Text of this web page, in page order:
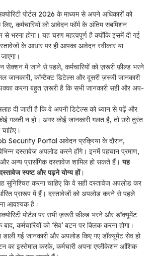
पोर्टल 2026 के माध्यम से अपने अधिकारों को
कर्मचारियों को आवेदन फॉर्म के अंतिम सबमिशन
से भरना होगा। यह चरण महत्वपूर्ण है क्योंकि इसमें दी गई
के आधार पर ही आपका आवेदन स्वीकार या
सेक्शन में जाने से पहले, कर्मचारियों को ज़रूरी फ़ील्ड भरने
जानकारी, कॉन्टैक्ट डिटेल्स और दूसरी ज़रूरी जानकारी
करना बहुत ज़रूरी है कि सभी जानकारी सही और अप-
दी जाती है कि वे अपनी डिटेल्स को ध्यान से पढ़ें और
गलती न हो। अगर कोई जानकारी गलत है, तो उसे तुरंत
Security Portal आवेदन प्रक्रिया के दौरान,
दस्तावेज अपलोड करने होंगे। इनमें पहचान प्रमाण,
अन्य प्रासंगिक दस्तावेज शामिल हो सकते हैं।यह
स्पष्ट और पढ़ने योग्य हों।
सुनिश्चित करना चाहिए कि वे सही दस्तावेज अपलोड कर
प्रारूप में हैं। दस्तावेजों को अपलोड करने से पहले
आवश्यक है।
पोर्टल पर सभी ज़रूरी फ़ील्ड भरने और डॉक्यूमेंट
कर्मचारियों को ‘सेव’ बटन पर क्लिक करना होगा।
डाली गई जानकारी और अपलोड किए गए डॉक्यूमेंट सेव हो
का इस्तेमाल करके, कर्मचारी अपना एप्लीकेशन आंशिक